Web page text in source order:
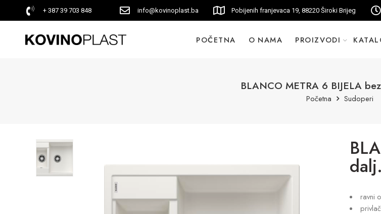
+ 387 39 703 848 info@kovinoplast.ba Pobijenih franjevaca 19, 88220 Široki Brijeg
POČETNA O NAMA PROIZVODI
BLANCO METRA 6 BIJELA
Početna Sudoperi
ravni